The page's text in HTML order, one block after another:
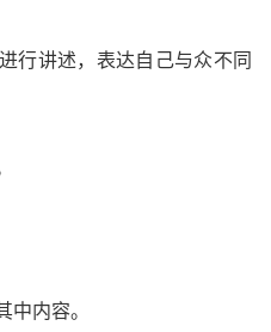
行讲述，表达自己与众不同
中内容。